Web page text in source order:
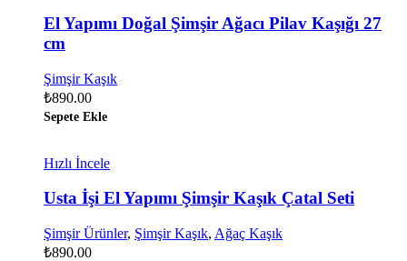
El Yapımı Doğal Şimşir Ağacı Pilav Kaşığı 27
cm
Şimşir Kaşık
₺890.00
Sepete Ekle
Hızlı İncele
Usta İşi El Yapımı Şimşir Kaşık Çatal Seti
Şimşir Ürünler, Şimşir Kaşık, Ağaç Kaşık
₺890.00